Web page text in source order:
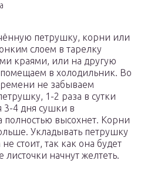
петрушку, корни или
слоем в тарелку
краями, или на другую
в холодильник. Во
не забываем
1-2 раза в сутки
3-4 дня сушки в
высохнет. Корни
Укладывать петрушку
стоит, так как она будет
листочки начнут желтеть.